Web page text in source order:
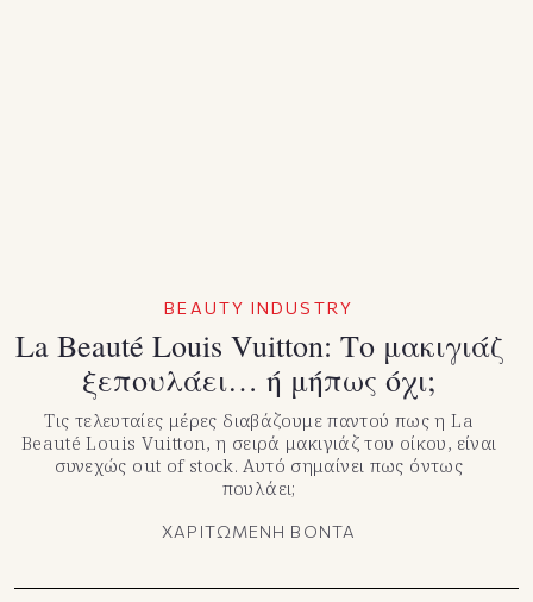
BEAUTY INDUSTRY
La Beauté Louis Vuitton: Το μακιγιάζ
ξεπουλάει… ή μήπως όχι;
Τις τελευταίες μέρες διαβάζουμε παντού πως η La
Beauté Louis Vuitton, η σειρά μακιγιάζ του οίκου, είναι
συνεχώς out of stock. Αυτό σημαίνει πως όντως
πουλάει;
ΧΑΡΙΤΩΜΕΝΗ ΒΟΝΤΑ